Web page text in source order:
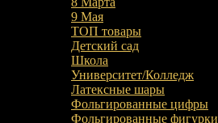
9 Мая
ТОП товары
Детский сад
Школа
Университет/Колледж
Латексные шары
Фольгированные цифры
Фольгированные фигурки